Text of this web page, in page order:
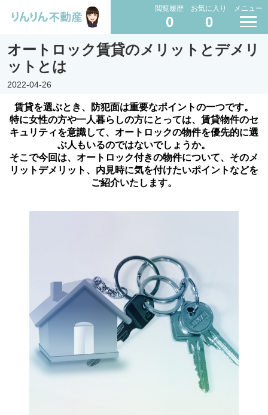
閲覧履歴
0
お気に入り
0
メニュー
オートロック賃貸のメリットとデメリ
ットとは
2022-04-26
賃貸を選ぶとき、防犯面は重要なポイントの一つです。
特に女性の方や一人暮らしの方にとっては、賃貸物件のセ
キュリティを意識して、オートロックの物件を優先的に選
ぶ人もいるのではないでしょうか。
そこで今回は、オートロック付きの物件について、そのメ
リットデメリット、内見時に気を付けたいポイントなどを
ご紹介いたします。